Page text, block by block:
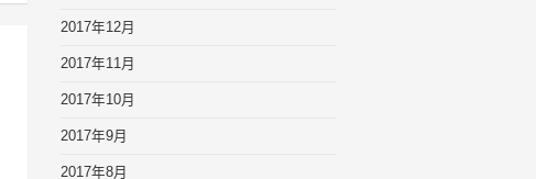
2017年12月
2017年11月
2017年10月
2017年9月
2017年8月